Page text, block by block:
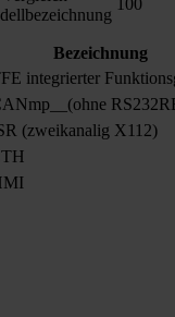
Bezeichnung
integrierter
(zweikanalig X112)